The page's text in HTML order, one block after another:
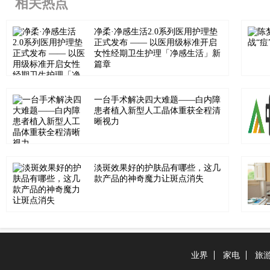
相关热点
净柔·净感生活2.0系列医用护理垫
正式发布 —— 以医用级标准开启
女性经期卫生护理「净感生活」新
篇章
一台手术解决四大难题——白内障
患者植入新型人工晶体重获全程清
晰视力
淡斑效果好的护肤品有哪些，这几
款产品的神奇魔力让斑点消失
业界 家电 旅